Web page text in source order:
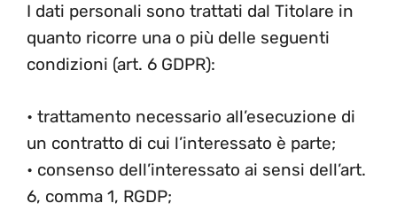
I dati personali sono trattati dal Titolare in
quanto ricorre una o più delle seguenti
condizioni (art. 6 GDPR):
• trattamento necessario all’esecuzione di
un contratto di cui l’interessato è parte;
• consenso dell’interessato ai sensi dell’art.
6, comma 1, RGDP;